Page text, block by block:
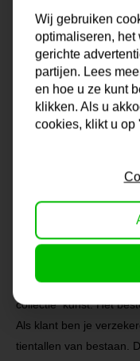
resultaat is een
genieten zonder
Breng je interieur tot
wanddecoratie en
gegenereerde kunst.
Let op: Kleuren op het
van de werkelijke
Kunst kopen hoeft niet
collectie kunst. Het
Als klant ben je
tientallen van bestaan.
Wij gebruiken
optimaliseren, het
gerichte
partijen. Lees
en hoe u ze kunt
klikken. Als u
cookies, klikt u op